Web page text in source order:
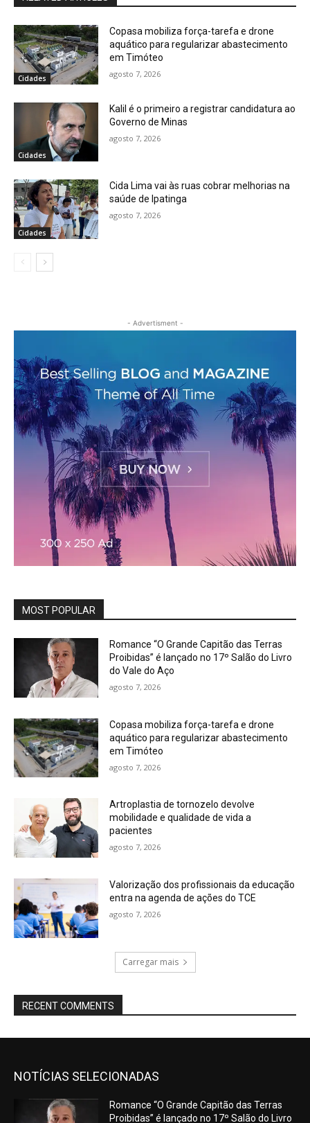
Cidades
Copasa mobiliza força-tarefa e drone
aquático para regularizar abastecimento
em Timóteo
agosto 7, 2026
Cidades
Kalil é o primeiro a registrar candidatura ao
Governo de Minas
agosto 7, 2026
Cidades
Cida Lima vai às ruas cobrar melhorias na
saúde de Ipatinga
agosto 7, 2026
- Advertisment -
MOST POPULAR
Romance “O Grande Capitão das Terras
Proibidas” é lançado no 17º Salão do Livro
do Vale do Aço
agosto 7, 2026
Copasa mobiliza força-tarefa e drone
aquático para regularizar abastecimento
em Timóteo
agosto 7, 2026
Artroplastia de tornozelo devolve
mobilidade e qualidade de vida a
pacientes
agosto 7, 2026
Valorização dos profissionais da educação
entra na agenda de ações do TCE
agosto 7, 2026
Carregar mais
RECENT COMMENTS
NOTÍCIAS SELECIONADAS
Romance “O Grande Capitão das Terras
Proibidas” é lançado no 17º Salão do Livro